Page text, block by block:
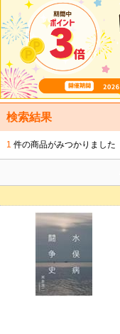
検索結果
1 件の商品がみつかりました